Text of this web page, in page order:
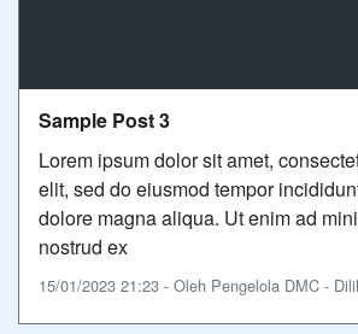
Sample Post 3
Lorem ipsum dolor sit amet,
elit, sed do eiusmod tempor
dolore magna aliqua. Ut enim ad
nostrud ex
15/01/2023 21:23 - Oleh Pengelola DMC -